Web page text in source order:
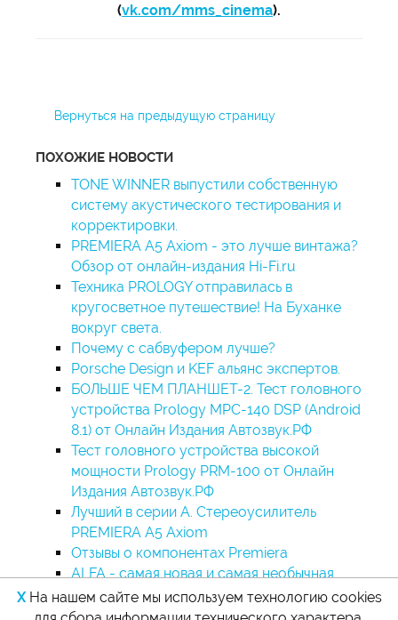
(vk.com/mms_cinema).
Вернуться на предыдущую страницу
ПОХОЖИЕ НОВОСТИ
TONE WINNER выпустили собственную
систему акустического тестирования и
корректировки.
PREMIERA A5 Axiom - это лучше винтажа?
Обзор от онлайн-издания Hi-Fi.ru
Техника PROLOGY отправилась в
кругосветное путешествие! На Буханке
вокруг света.
Почему с сабвуфером лучше?
Porsche Design и KEF альянс экспертов.
БОЛЬШЕ ЧЕМ ПЛАНШЕТ-2. Тест головного
устройства Prology MPC-140 DSP (Android
8.1) от Онлайн Издания Автозвук.РФ
Тест головного устройства высокой
мощности Prology PRM-100 от Онлайн
Издания Автозвук.РФ
Лучший в серии А. Стереоусилитель
PREMIERA A5 Axiom
Отзывы о компонентах Premiera
ALFA - самая новая и самая необычная
вертушка Premiera
XНа нашем сайте мы используем технологию cookies